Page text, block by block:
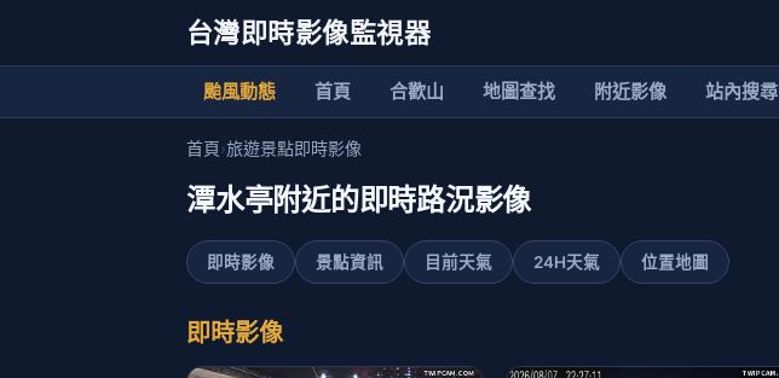
台灣即時影像監視器
颱風動態 首頁 合歡山 地圖查找 附近影像 站內搜尋
首頁›旅遊景點即時影像
潭水亭附近的即時路況影像
即時影像 景點資訊 目前天氣 24H天氣 位置地圖
即時影像